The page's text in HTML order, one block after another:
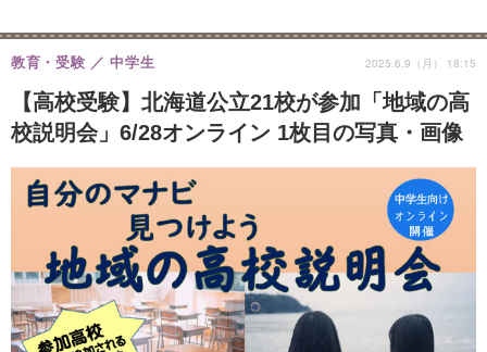
【高校受験】北海道公立21校が参加「地域の高
校説明会」6/28オンライン 1枚目の写真・画像
教育・受験 中学生 2025.6.9（月） 18:15